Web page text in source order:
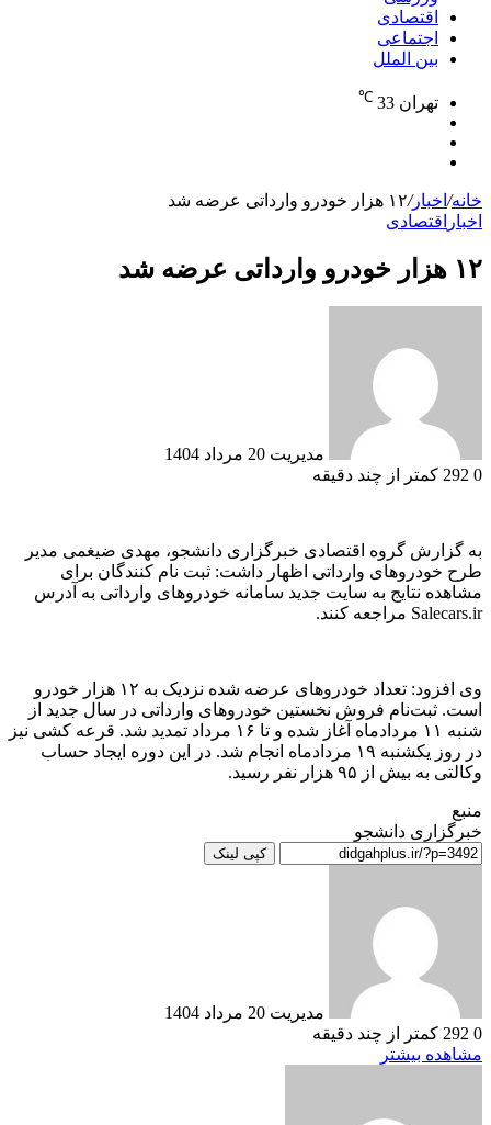
اقتصادی
اجتماعی
بین الملل
تهران 33
℃
خانه/ اخبار/۱۲ هزار خودرو وارداتی عرضه شد
اخبار اقتصادی
۱۲ هزار خودرو وارداتی عرضه شد
مدیریت 20 مرداد 1404
0
کمتر از چند دقیقه
به گزارش گروه اقتصادی خبرگزاری دانشجو، مهدی ضیغمی مدیر
طرح خودرو‌های وارداتی اظهار داشت: ثبت نام کنندگان برای
مشاهده نتایج به سایت جدید سامانه خودرو‌های وارداتی به آدرس
Salecars.ir مراجعه کنند.
وی افزود: تعداد خودرو‌های عرضه شده نزدیک به ۱۲ هزار خودرو
است. ثبت‌نام فروش نخستین خودرو‌های وارداتی در سال جدید از
شنبه ۱۱ مردادماه آغاز شده و تا ۱۶ مرداد تمدید شد. قرعه کشی نیز
در روز یکشنبه ۱۹ مردادماه انجام شد. در این دوره ایجاد حساب
وکالتی به بیش از ۹۵ هزار نفر رسید.
منبع
خبرگزاری دانشجو
کپی لینک
مدیریت 20 مرداد 1404
0
کمتر از چند دقیقه
مشاهده بیشتر